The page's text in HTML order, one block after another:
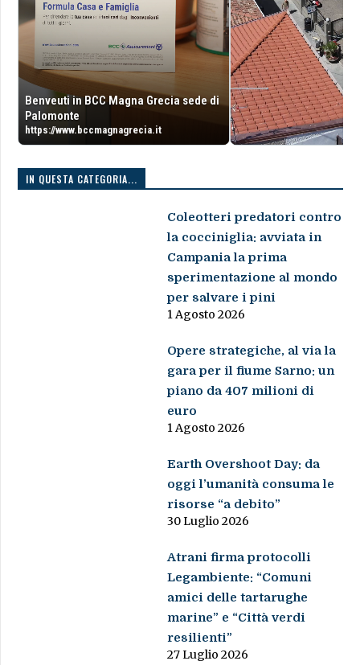
Benveuti in BCC Magna Grecia sede di
Palomonte
https://www.bccmagnagrecia.it
IN QUESTA CATEGORIA...
Coleotteri predatori contro
la cocciniglia: avviata in
Campania la prima
sperimentazione al mondo
per salvare i pini
1 Agosto 2026
Opere strategiche, al via la
gara per il fiume Sarno: un
piano da 407 milioni di
euro
1 Agosto 2026
Earth Overshoot Day: da
oggi l’umanità consuma le
risorse “a debito”
30 Luglio 2026
Atrani firma protocolli
Legambiente: “Comuni
amici delle tartarughe
marine” e “Città verdi
resilienti”
27 Luglio 2026